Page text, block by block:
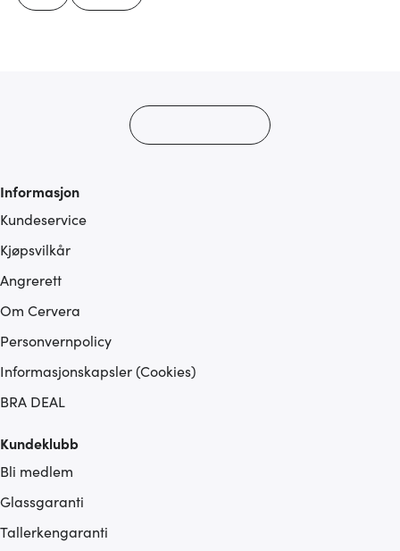
Informasjon
Kundeservice
Kjøpsvilkår
Angrerett
Om Cervera
Personvernpolicy
Informasjonskapsler (Cookies)
BRA DEAL
Kundeklubb
Bli medlem
Glassgaranti
Tallerkengaranti